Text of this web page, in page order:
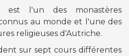
est l'un des monastères
au monde et l'une des
religieuses d'Autriche.
sur sept cours différentes